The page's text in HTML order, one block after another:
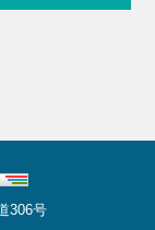
306号